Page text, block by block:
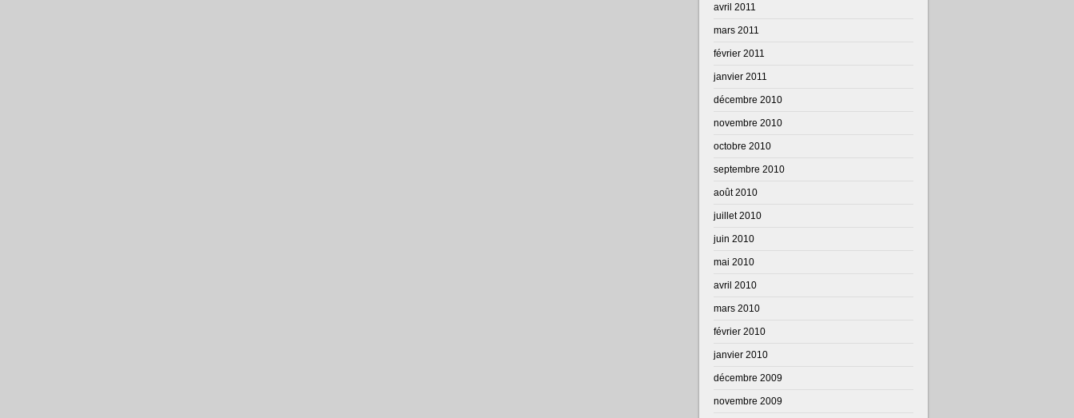
avril 2011
mars 2011
février 2011
janvier 2011
décembre 2010
novembre 2010
octobre 2010
septembre 2010
août 2010
juillet 2010
juin 2010
mai 2010
avril 2010
mars 2010
février 2010
janvier 2010
décembre 2009
novembre 2009